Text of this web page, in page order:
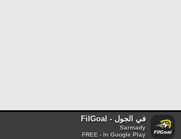
في الجول - FilGoal
Sarmady
FREE - In Google Play